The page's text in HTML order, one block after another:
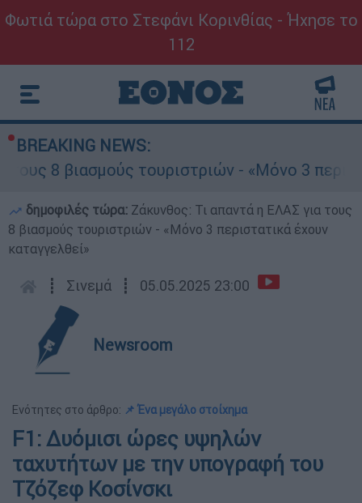
Φωτιά τώρα στο Στεφάνι Κορινθίας - Ήχησε το
112
BREAKING NEWS:
8 βιασμούς τουριστριών - «Μόνο 3
δημοφιλές τώρα: Ζάκυνθος: Τι απαντά η ΕΛΑΣ για τους
8 βιασμούς τουριστριών - «Μόνο 3 περιστατικά έχουν
καταγγελθεί»
┋ Σινεμά ┋ 05.05.2025 23:00
Newsroom
Ενότητες στο άρθρο: 📌 Ένα μεγάλο στοίχημα
F1: Δυόμισι ώρες υψηλών
ταχυτήτων με την υπογραφή του
Τζόζεφ Κοσίνσκι